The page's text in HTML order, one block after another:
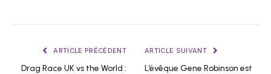
ARTICLE PRÉCÉDENT
Drag Race UK vs the World :
ARTICLE SUIVANT
L’évêque Gene Robinson est